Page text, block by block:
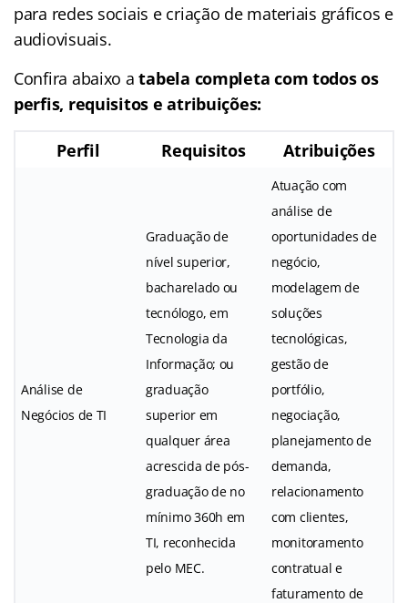
para redes sociais e criação de materiais gráficos e
audiovisuais.
Confira abaixo atabela completa com todos os
perfis, requisitos e atribuições:
Perfil Requisitos Atribuições
Análise de
Negócios de TI
Graduação de
nível superior,
bacharelado ou
tecnólogo, em
Tecnologia da
Informação; ou
graduação
superior em
qualquer área
acrescida de pós-
graduação de no
mínimo 360h em
TI, reconhecida
pelo MEC.
Atuação com
análise de
oportunidades de
negócio,
modelagem de
soluções
tecnológicas,
gestão de
portfólio,
negociação,
planejamento de
demanda,
relacionamento
com clientes,
monitoramento
contratual e
faturamento de